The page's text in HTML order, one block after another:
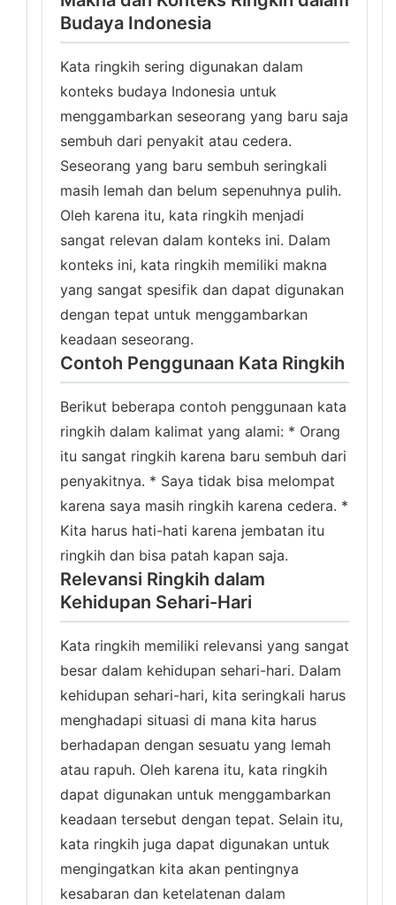
Budaya Indonesia
Kata ringkih sering digunakan dalam
konteks budaya Indonesia untuk
menggambarkan seseorang yang baru saja
sembuh dari penyakit atau cedera.
Seseorang yang baru sembuh seringkali
masih lemah dan belum sepenuhnya pulih.
Oleh karena itu, kata ringkih menjadi
sangat relevan dalam konteks ini. Dalam
konteks ini, kata ringkih memiliki makna
yang sangat spesifik dan dapat digunakan
dengan tepat untuk menggambarkan
keadaan seseorang.
Contoh Penggunaan Kata Ringkih
Berikut beberapa contoh penggunaan kata
ringkih dalam kalimat yang alami: * Orang
itu sangat ringkih karena baru sembuh dari
penyakitnya. * Saya tidak bisa melompat
karena saya masih ringkih karena cedera. *
Kita harus hati-hati karena jembatan itu
ringkih dan bisa patah kapan saja.
Relevansi Ringkih dalam
Kehidupan Sehari-Hari
Kata ringkih memiliki relevansi yang sangat
besar dalam kehidupan sehari-hari. Dalam
kehidupan sehari-hari, kita seringkali harus
menghadapi situasi di mana kita harus
berhadapan dengan sesuatu yang lemah
atau rapuh. Oleh karena itu, kata ringkih
dapat digunakan untuk menggambarkan
keadaan tersebut dengan tepat. Selain itu,
kata ringkih juga dapat digunakan untuk
mengingatkan kita akan pentingnya
kesabaran dan ketelatenan dalam